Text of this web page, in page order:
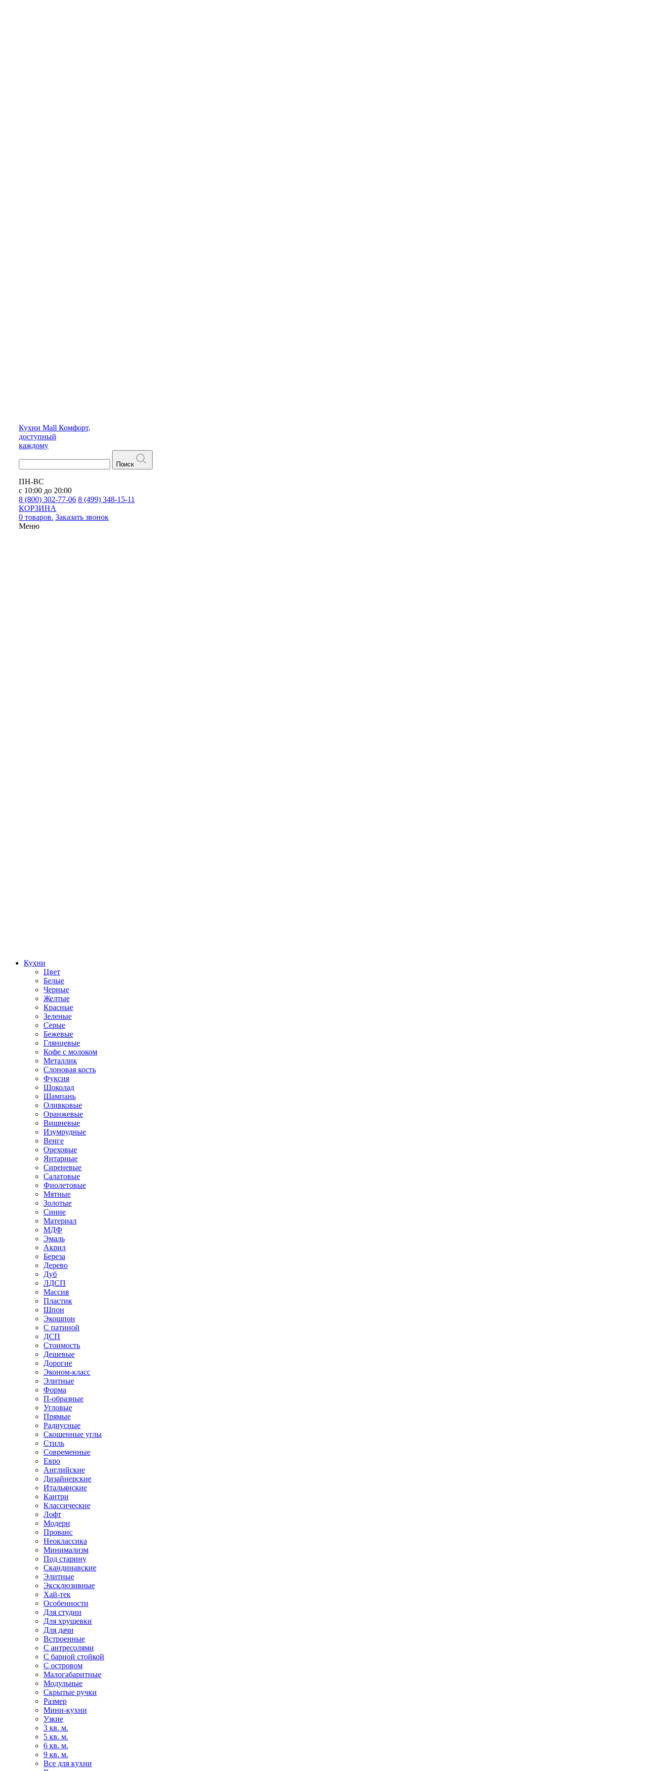
Кухни Mall Комфорт,
доступный
каждому
Поиск
ПН-ВС
с 10:00 до 20:00
8 (800) 302-77-06 8 (499) 348-15-11
КОРЗИНА
0 товаров. Заказать звонок
Меню
Кухни
Цвет
Белые
Черные
Желтые
Красные
Зеленые
Серые
Бежевые
Глянцевые
Кофе с молоком
Металлик
Слоновая кость
Фуксия
Шоколад
Шампань
Оливковые
Оранжевые
Вишневые
Изумрудные
Венге
Ореховые
Янтарные
Сиреневые
Салатовые
Фиолетовые
Мятные
Золотые
Синие
Материал
МДФ
Эмаль
Акрил
Береза
Дерево
Дуб
ЛДСП
Массив
Пластик
Шпон
Экошпон
С патиной
ДСП
Стоимость
Дешевые
Дорогие
Эконом-класс
Элитные
Форма
П-образные
Угловые
Прямые
Радиусные
Скошенные углы
Стиль
Современные
Евро
Английские
Дизайнерские
Итальянские
Кантри
Классические
Лофт
Модерн
Прованс
Неоклассика
Минимализм
Под старину
Скандинавские
Элитные
Эксклюзивные
Хай-тек
Особенности
Для студии
Для хрущевки
Для дачи
Встроенные
С антресолями
С барной стойкой
С островом
Малогабаритные
Модульные
Скрытые ручки
Размер
Мини-кухни
Узкие
3 кв. м.
5 кв. м.
6 кв. м.
9 кв. м.
Все для кухни